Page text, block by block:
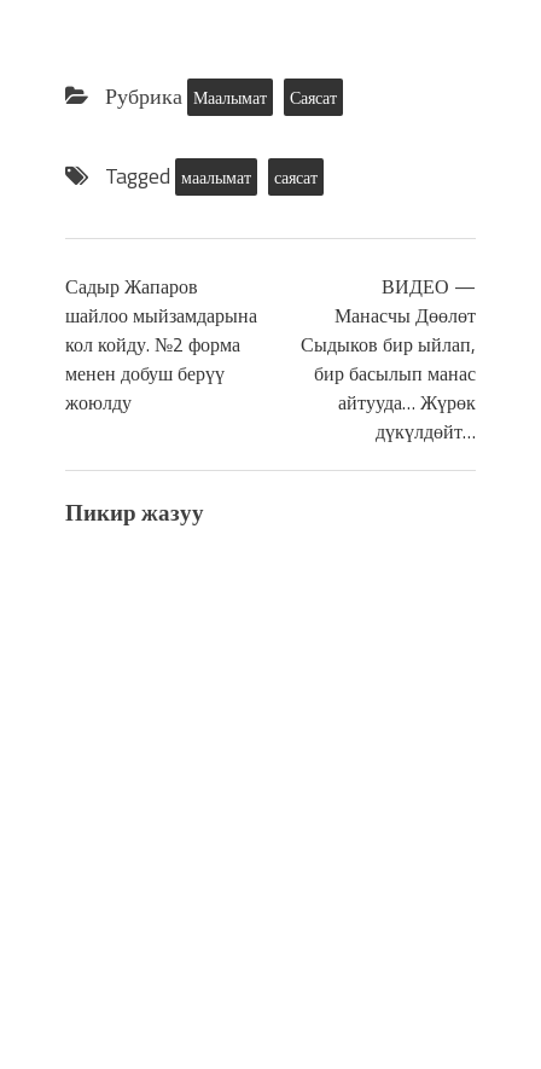
Рубрика Маалымат Саясат
Tagged маалымат саясат
Садыр Жапаров
шайлоо мыйзамдарына
кол койду. №2 форма
менен добуш берүү
жоюлду
ВИДЕО —
Манасчы Дөөлөт
Сыдыков бир ыйлап,
бир басылып манас
айтууда… Жүрөк
дүкүлдөйт…
Пикир жазуу